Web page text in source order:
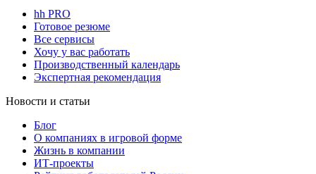
hh PRO
Готовое резюме
Все сервисы
Хочу у вас работать
Производственный календарь
Экспертная рекомендация
Новости и статьи
Блог
О компаниях в игровой форме
Жизнь в компании
ИТ-проекты